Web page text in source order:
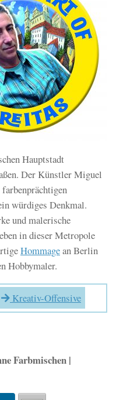
Hauptstadt
Der Künstler Miguel
würdiges Denkmal.
und malerische
in dieser Metropole
Hommagean Berlin
Hobbymaler.
Kreativ-Offensive
Farbmischen |